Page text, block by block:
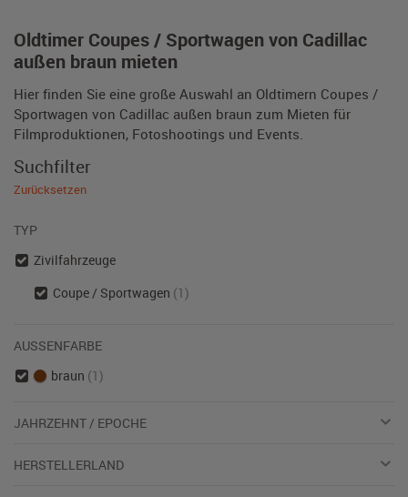
Oldtimer Coupes / Sportwagen von Cadillac
außen braun mieten
Hier finden Sie eine große Auswahl an Oldtimern Coupes /
Sportwagen von Cadillac außen braun zum Mieten für
Filmproduktionen, Fotoshootings und Events.
Suchfilter
Zurücksetzen
TYP
Zivilfahrzeuge
Coupe / Sportwagen (1)
AUSSENFARBE
braun (1)
JAHRZEHNT / EPOCHE
HERSTELLERLAND